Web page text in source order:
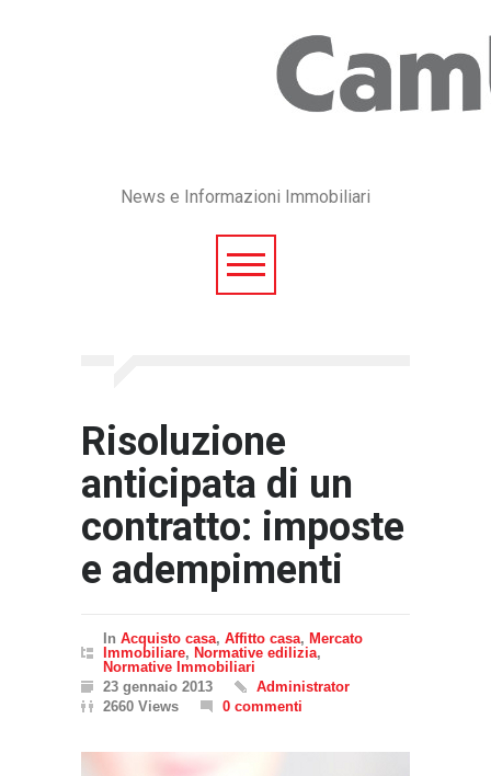
News e Informazioni Immobiliari
Risoluzione
anticipata di un
contratto: imposte
e adempimenti
In Acquisto casa, Affitto casa, Mercato
Immobiliare, Normative edilizia,
Normative Immobiliari
23 gennaio 2013
Administrator
2660 Views
0 commenti